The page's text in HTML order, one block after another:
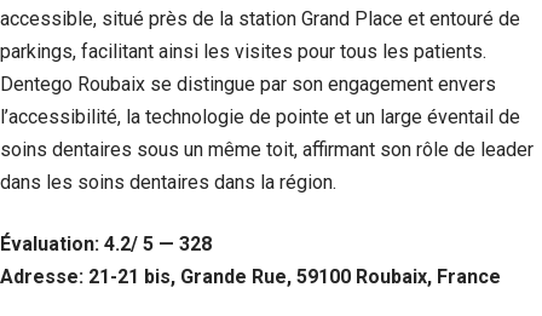
accessible, situé près de la station Grand Place et entouré de
parkings, facilitant ainsi les visites pour tous les patients.
Dentego Roubaix se distingue par son engagement envers
l’accessibilité, la technologie de pointe et un large éventail de
soins dentaires sous un même toit, affirmant son rôle de leader
dans les soins dentaires dans la région.
Évaluation: 4.2/ 5 — 328
Adresse: 21-21 bis, Grande Rue, 59100 Roubaix, France